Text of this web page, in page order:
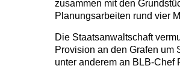
zusammen mit den
Planungsarbeiten rund vier
Die Staatsanwaltschaft
Provision an den Grafen um
unter anderem an BLB-Chef